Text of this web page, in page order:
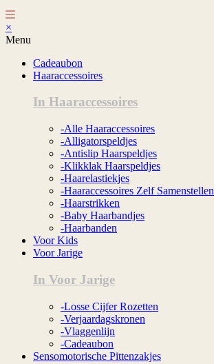
×
Menu
Cadeaubon
Haaraccessoires
In Haaraccessoires
-Alle Haaraccessoires
-Alligatorspeldjes
-Antislip Haarspeldjes
-Klikklak Haarspeldjes
-Haarelastiekjes
-Haaraccessoires Zelf Samenstellen
-Haarstrikken
-Baby Haarbandjes
-Haarbanden
Voor Kids
Voor Jarige
In Voor Jarige
-Losse Cijfer Rozetten
-Verjaardagskronen
-Vlaggenlijn
-Cadeaubon
Sensomotorische Pittenzakjes